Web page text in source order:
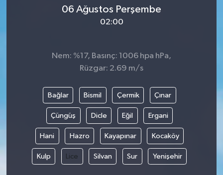
06 Ağustos Perşembe
02:00
Nem: %17, Basınç: 1006 hpa hPa,
Rüzgar: 2.69 m/s
Bağlar Bismil Çermik Çınar
Çüngüş Dicle Eğil Ergani
Hani Hazro Kayapınar Kocaköy
Kulp Lice Silvan Sur Yenişehir